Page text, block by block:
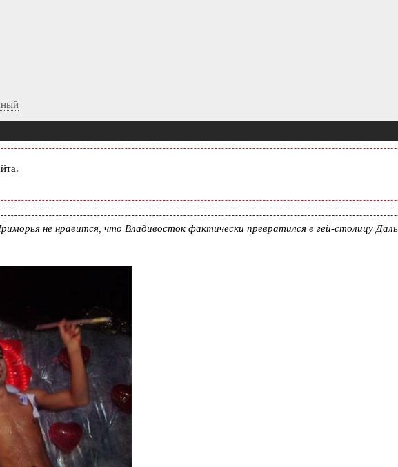
не нравится, что Владивосток фактически превратился в гей-столицу